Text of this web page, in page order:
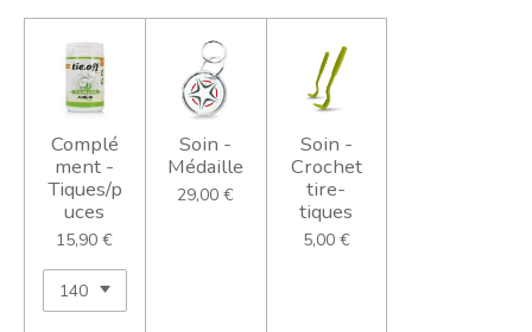
Complé
ment -
Tiques/p
uces
15,90 €
Soin -
Médaille
29,00 €
Soin -
Crochet
tire-
tiques
5,00 €